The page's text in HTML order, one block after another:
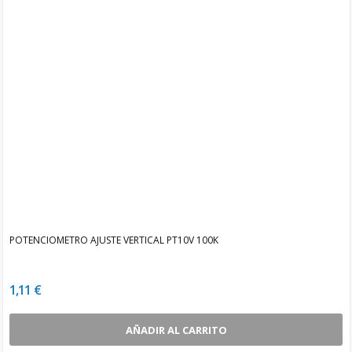
POTENCIOMETRO AJUSTE VERTICAL PT10V 100K
1,11 €
AÑADIR AL CARRITO